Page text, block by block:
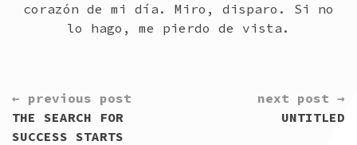
corazón de mi día. Miro, disparo. Si no
lo hago, me pierdo de vista.
CONTINUE
READING
← previous post
THE SEARCH FOR
SUCCESS STARTS
next post →
UNTITLED